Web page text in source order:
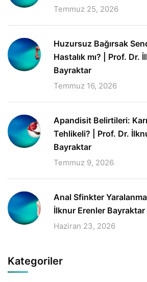
Temmuz 25, 2026
Huzursuz Bağırsak
Hastalık mı? | Prof. Dr.
Bayraktar
Temmuz 16, 2026
Apandisit Belirtileri:
Tehlikeli? | Prof. Dr.
Bayraktar
Temmuz 9, 2026
Anal Sfinkter
İlknur Erenler Bayraktar
Haziran 23, 2026
Kategoriler